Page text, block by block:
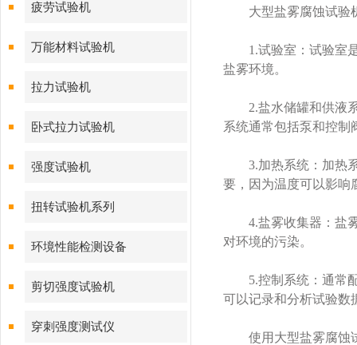
疲劳试验机
万能材料试验机
拉力试验机
卧式拉力试验机
强度试验机
扭转试验机系列
环境性能检测设备
剪切强度试验机
穿刺强度测试仪
大型盐雾腐蚀试验
1.试验室：试验室是
盐雾环境。
2.盐水储罐和供液系
系统通常包括泵和控制
3.加热系统：加热系
要，因为温度可以影响
4.盐雾收集器：盐雾
对环境的污染。
5.控制系统：通常配
可以记录和分析试验数
使用大型盐雾腐蚀试